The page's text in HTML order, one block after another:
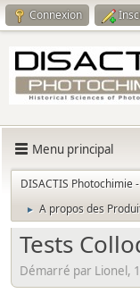
Connexion
Menu principal
DISACTIS Photochimie
► A propos des
Tests
Démarré par Lionel,